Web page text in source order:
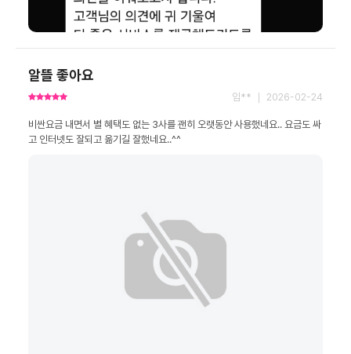
알뜰 좋아요
임** ｜ 2026-02-24
비싼요금 내면서 별 혜택도 없는 3사를 괜히 오랫동안 사용했네요.. 요금도 싸
고 인터넷도 잘되고 옮기길 잘했네요..^^